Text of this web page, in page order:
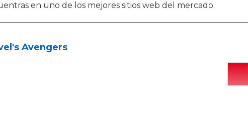
en uno de los mejores sitios web del mercado.
Avengers